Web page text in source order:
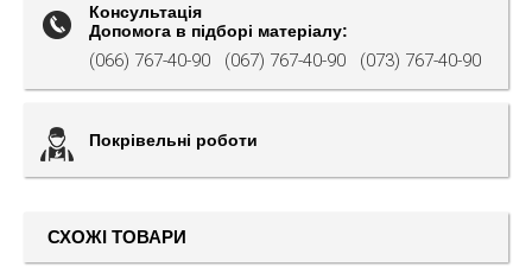
Консультація
Допомога в підборі матеріалу:
(066) 767-40-90 (067) 767-40-90 (073) 767-40-90
Покрівельні роботи
СХОЖІ ТОВАРИ